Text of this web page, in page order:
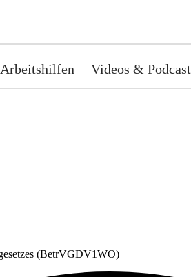
Arbeitshilfen Videos & Podcast
(BetrVGDV1WO)